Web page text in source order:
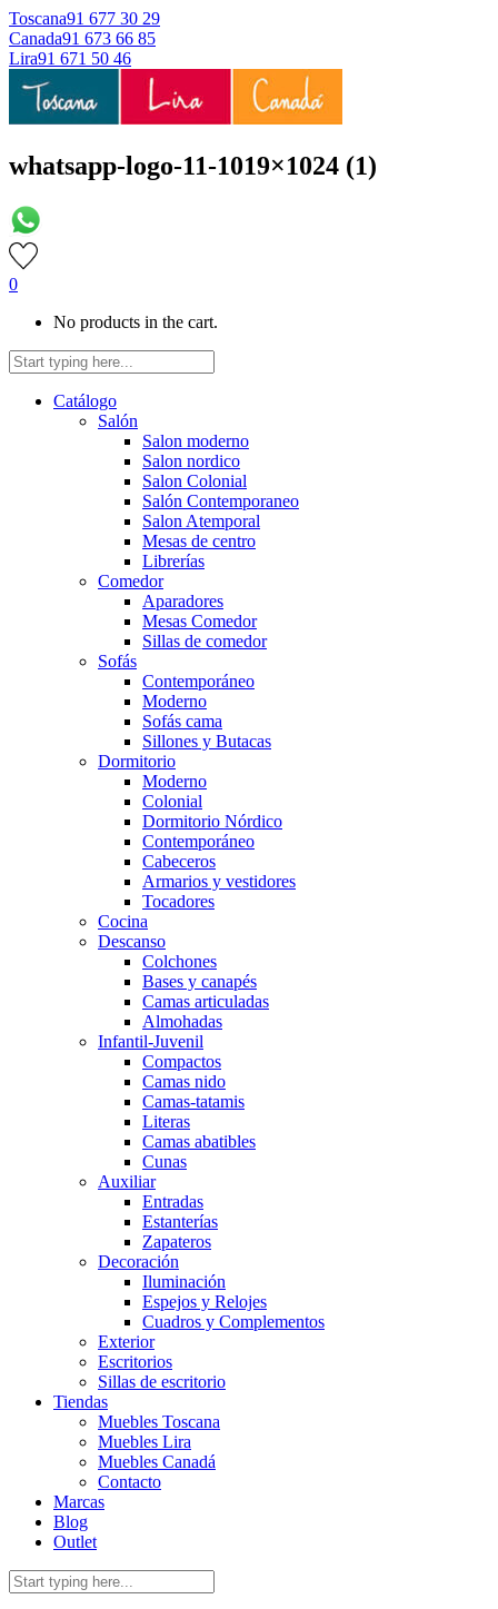
Toscana91 677 30 29
Canada91 673 66 85
Lira91 671 50 46
whatsapp-logo-11-1019×1024 (1)
0
No products in the cart.
Catálogo
Salón
Salon moderno
Salon nordico
Salon Colonial
Salón Contemporaneo
Salon Atemporal
Mesas de centro
Librerías
Comedor
Aparadores
Mesas Comedor
Sillas de comedor
Sofás
Contemporáneo
Moderno
Sofás cama
Sillones y Butacas
Dormitorio
Moderno
Colonial
Dormitorio Nórdico
Contemporáneo
Cabeceros
Armarios y vestidores
Tocadores
Cocina
Descanso
Colchones
Bases y canapés
Camas articuladas
Almohadas
Infantil-Juvenil
Compactos
Camas nido
Camas-tatamis
Literas
Camas abatibles
Cunas
Auxiliar
Entradas
Estanterías
Zapateros
Decoración
Iluminación
Espejos y Relojes
Cuadros y Complementos
Exterior
Escritorios
Sillas de escritorio
Tiendas
Muebles Toscana
Muebles Lira
Muebles Canadá
Contacto
Marcas
Blog
Outlet